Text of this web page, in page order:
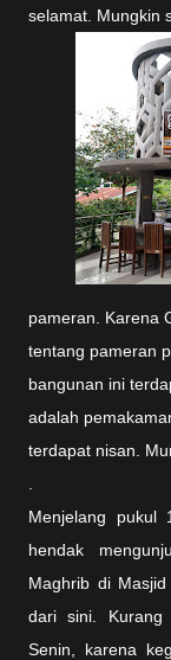
selamat. Mungkin
pameran. Karena
tentang pameran
bangunan ini
adalah
terdapat nisan.
Menjelang pukul
hendak
Maghrib di
dari sini. Kurang
Senin, karena